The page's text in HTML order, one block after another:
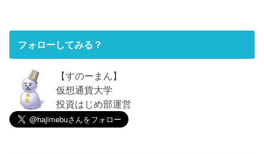
フォローしてみる？
【すのーまん】
仮想通貨大学
投資はじめ部運営